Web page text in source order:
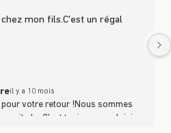
mon fils.C'est un régal
il y a 10 mois
pour votre retour !Nous sommes
ait plu. C’est toujours un plaisir